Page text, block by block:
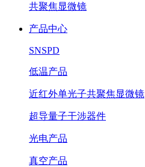
共聚焦显微镜
产品中心
SNSPD
低温产品
近红外单光子共聚焦显微镜
超导量子干涉器件
光电产品
真空产品